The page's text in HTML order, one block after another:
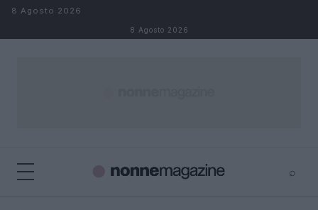
Salta al contenuto
8 Agosto 2026
8 Agosto 2026
⌕